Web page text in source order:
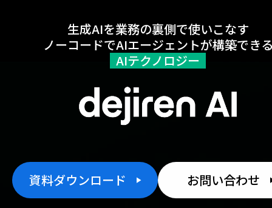
生成AIを業務の裏側で使いこなす
ノーコードでAIエージェントが構築でき
AIテクノロジー
資料ダウンロード お問い合わせ